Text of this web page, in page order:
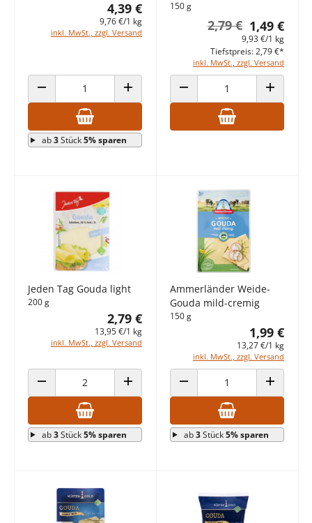
4,39 €
9,76 €/1 kg
inkl. MwSt., zzgl. Versand
ANZAHL VERRINGERN ANZAHL ERHÖHEN
ab3Stück5% sparen
150 g
1,49 €
2,79 €
9,93 €/1 kg
inkl. MwSt., zzgl. Versand
Tiefstpreis: 2,79 €*
ANZAHL VERRINGERN ANZAHL
Jeden Tag Gouda light
200 g
2,79 €
13,95 €/1 kg
inkl. MwSt., zzgl. Versand
ANZAHL VERRINGERN ANZAHL ERHÖHEN
ab3Stück5% sparen
Ammerländer Weide-
Gouda mild-cremig
150 g
1,99 €
13,27 €/1 kg
inkl. MwSt., zzgl. Versand
ANZAHL VERRINGERN ANZAHL
ab3Stück5% sparen